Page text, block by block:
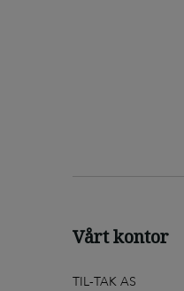
Vårt kontor
TIL-TAK AS